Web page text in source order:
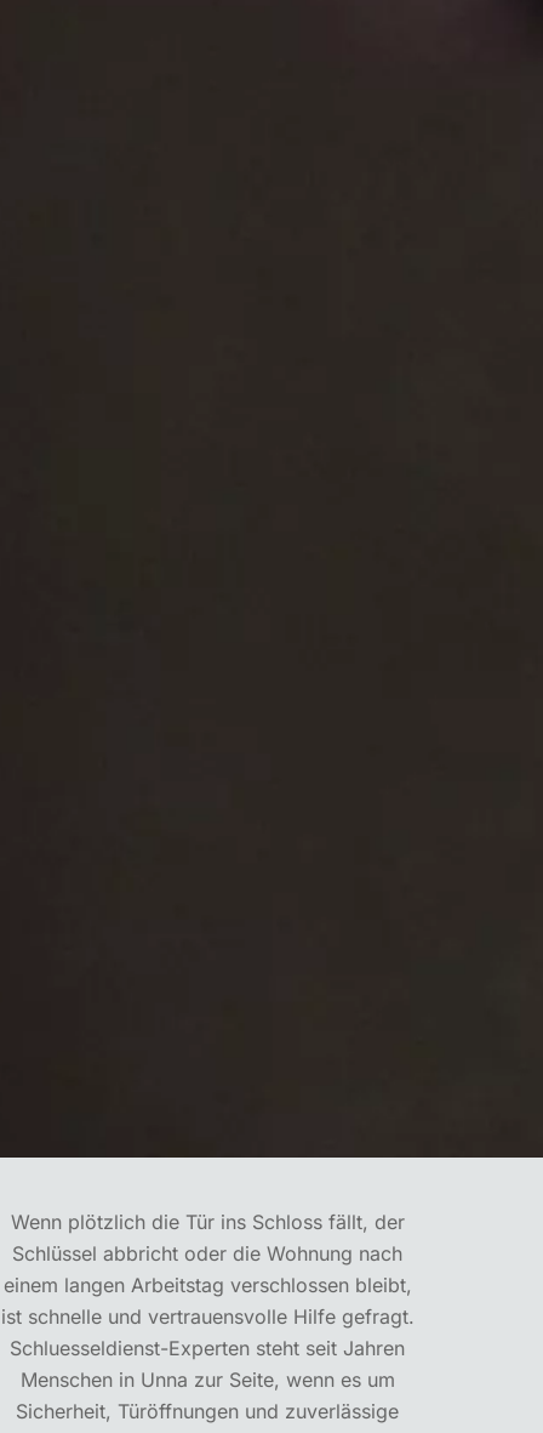
Wenn plötzlich die Tür ins Schloss fällt, der
Schlüssel abbricht oder die Wohnung nach
einem langen Arbeitstag verschlossen bleibt,
ist schnelle und vertrauensvolle Hilfe gefragt.
Schluesseldienst-Experten steht seit Jahren
Menschen in Unna zur Seite, wenn es um
Sicherheit, Türöffnungen und zuverlässige